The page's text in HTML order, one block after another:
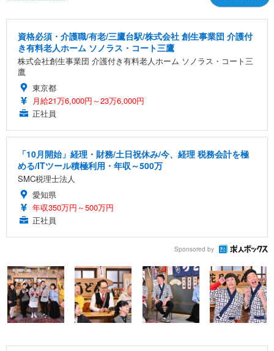
資格必須・介護職/有老/三鷹台駅/株式会社 創生事業団 介護付
き有料老人ホーム ソノラス・コート三鷹
株式会社創生事業団 介護付き有料老人ホーム ソノラス・コート三
鷹
東京都
月給21万6,000円～23万6,000円
正社員
「10月開始」経理・財務/土日祝休み/今、経理 税務会計を極
める/ITツール積極利用・年収～500万
SMC税理士法人
愛知県
年収350万円～500万円
正社員
Sponsored by